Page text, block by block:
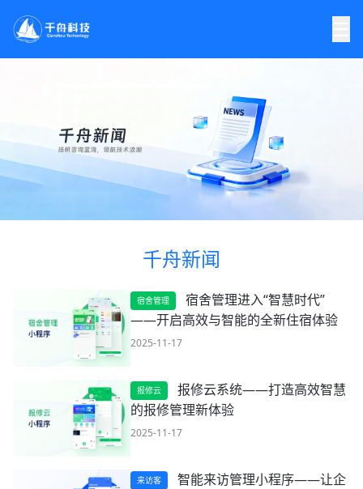
千舟新闻
宿舍管理
宿舍管理进入“智慧时代”
——开启高效与智能的全新住宿体验
2025-11-17
报修云
报修云系统——打造高效智慧
的报修管理新体验
2025-11-17
来访客
智能来访管理小程序——让企